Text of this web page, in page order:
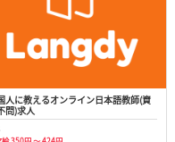
人に教えるオンライン日本語教師(資
問)求人